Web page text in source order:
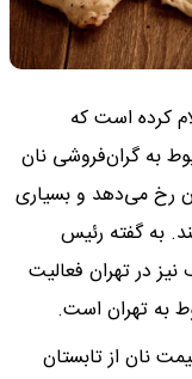
کرده است که
به گران‌فروشی نان
رخ می‌دهد و بسیاری
به گفته رئیس
در تهران فعالیت
به تهران است.
نان از تابستان